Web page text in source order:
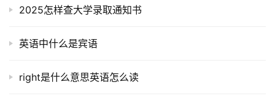
2025怎样查大学录取通知书
英语中什么是宾语
right是什么意思英语怎么读